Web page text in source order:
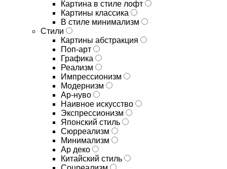
Картина в стиле лофт
Картины классика
В стиле минимализм
Стили
Картины абстракция
Поп-арт
Графика
Реализм
Импрессионизм
Модернизм
Ар-нуво
Наивное искусство
Экспрессионизм
Японский стиль
Сюрреализм
Минимализм
Ар деко
Китайский стиль